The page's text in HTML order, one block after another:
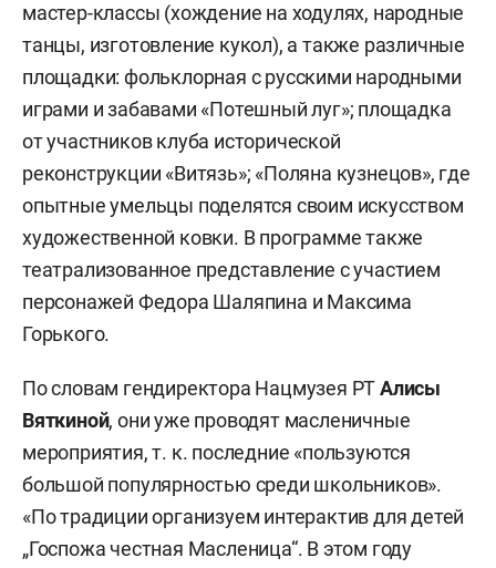
мастер-классы (хождение на ходулях, народные
танцы, изготовление кукол), а также различные
площадки: фольклорная с русскими народными
играми и забавами «Потешный луг»; площадка
от участников клуба исторической
реконструкции «Витязь»; «Поляна кузнецов», где
опытные умельцы поделятся своим искусством
художественной ковки. В программе также
театрализованное представление с участием
персонажей Федора Шаляпина и Максима
Горького.
По словам гендиректора Нацмузея РТАлисы
Вяткиной, они уже проводят масленичные
мероприятия, т. к. последние «пользуются
большой популярностью среди школьников».
«По традиции организуем интерактив для детей
„Госпожа честная Масленица“. В этом году